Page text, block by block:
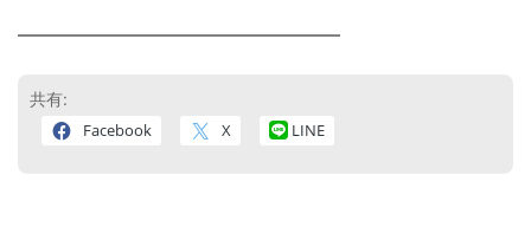
―――――――――――――――――
共有:
Facebook X LINE